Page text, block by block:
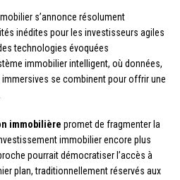
s’annonce résolument
inédites pour les investisseurs agiles
technologies évoquées
immobilier intelligent, où données,
se combinent pour offrir une
immobilière promet de fragmenter la
immobilier encore plus
pourrait démocratiser l’accès à
plan, traditionnellement réservés aux